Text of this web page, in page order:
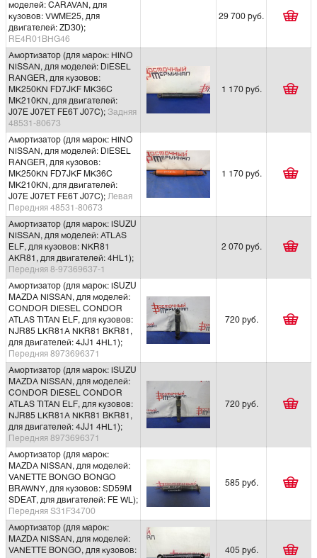
моделей: CARAVAN, для
кузовов: VWME25, для
двигателей: ZD30);
RE4R01BHG46
29 700 руб.
Амортизатор (для марок: HINO
NISSAN, для моделей: DIESEL
RANGER, для кузовов:
MK250KN FD7JKF MK36C
MK210KN, для двигателей:
J07E J07ET FE6T J07C); Задняя
48531-80673
1 170 руб.
Амортизатор (для марок: HINO
NISSAN, для моделей: DIESEL
RANGER, для кузовов:
MK250KN FD7JKF MK36C
MK210KN, для двигателей:
J07E J07ET FE6T J07C); Левая
Передняя 48531-80673
1 170 руб.
Амортизатор (для марок: ISUZU
NISSAN, для моделей: ATLAS
ELF, для кузовов: NKR81
AKR81, для двигателей: 4HL1);
Передняя 8-97369637-1
2 070 руб.
Амортизатор (для марок: ISUZU
MAZDA NISSAN, для моделей:
CONDOR DIESEL CONDOR
ATLAS TITAN ELF, для кузовов:
NJR85 LKR81A NKR81 BKR81,
для двигателей: 4JJ1 4HL1);
Передняя 8973696371
720 руб.
Амортизатор (для марок: ISUZU
MAZDA NISSAN, для моделей:
CONDOR DIESEL CONDOR
ATLAS TITAN ELF, для кузовов:
NJR85 LKR81A NKR81 BKR81,
для двигателей: 4JJ1 4HL1);
Передняя 8973696371
720 руб.
Амортизатор (для марок:
MAZDA NISSAN, для моделей:
VANETTE BONGO BONGO
BRAWNY, для кузовов: SD59M
SDEAT, для двигателей: FE WL);
Передняя S31F34700
585 руб.
Амортизатор (для марок:
MAZDA NISSAN, для моделей:
VANETTE BONGO, для кузовов:
405 руб.